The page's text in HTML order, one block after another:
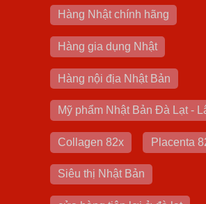
Hàng Nhật chính hãng
Hàng gia dụng Nhật
Hàng nội địa Nhật Bản
Mỹ phẩm Nhật Bản Đà Lạt -
Collagen 82x Placenta
Siêu thị Nhật Bản